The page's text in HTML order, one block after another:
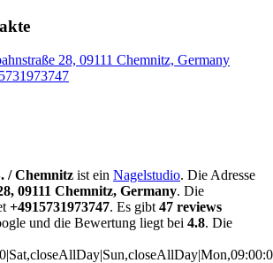
28, 09111 Chemnitz, Germany
/ Chemnitz ist ein Nagelstudio. Die Adresse
09111 Chemnitz, Germany. Die
+4915731973747. Es gibt 47 reviews
und die Bewertung liegt bei 4.8. Die